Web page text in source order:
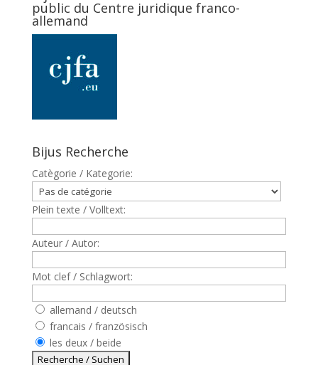
public du Centre juridique franco-
allemand
Bijus Recherche
Catègorie / Kategorie:
Plein texte / Volltext:
Auteur / Autor:
Mot clef / Schlagwort:
allemand / deutsch
francais / französisch
les deux / beide